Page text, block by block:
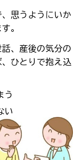
思うようにいか
。
、産後の気分の
ひとりで抱え込
う
い